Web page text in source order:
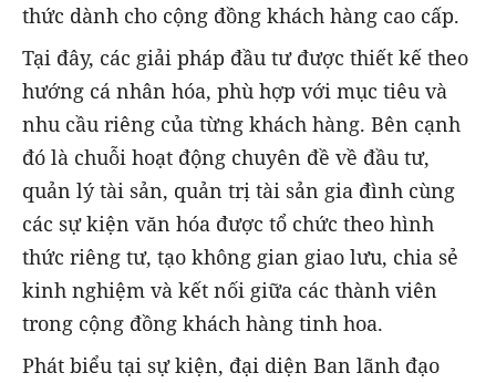
thức dành cho cộng đồng khách hàng cao cấp.
Tại đây, các giải pháp đầu tư được thiết kế theo
hướng cá nhân hóa, phù hợp với mục tiêu và
nhu cầu riêng của từng khách hàng. Bên cạnh
đó là chuỗi hoạt động chuyên đề về đầu tư,
quản lý tài sản, quản trị tài sản gia đình cùng
các sự kiện văn hóa được tổ chức theo hình
thức riêng tư, tạo không gian giao lưu, chia sẻ
kinh nghiệm và kết nối giữa các thành viên
trong cộng đồng khách hàng tinh hoa.
Phát biểu tại sự kiện, đại diện Ban lãnh đạo